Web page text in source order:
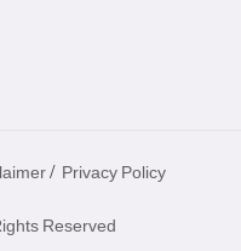
/ Privacy Policy
Reserved